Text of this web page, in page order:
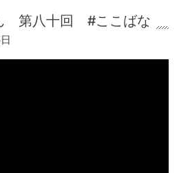
第八十回 #ここばな